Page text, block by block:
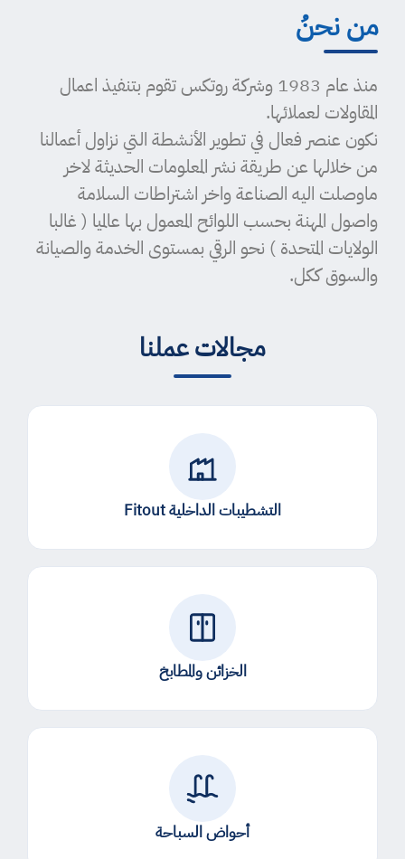
من نحنُ
منذ عام 1983 وشركة روتكس تقوم بتنفيذ اعمال
المقاولات لعملائها.
نكون عنصر فعال في تطوير الأنشطة التي نزاول أعمالنا
من خلالها عن طريقة نشر المعلومات الحديثة لاخر
ماوصلت اليه الصناعة واخر اشتراطات السلامة
واصول المهنة بحسب اللوائح المعمول بها عالميا ( غالبا
الولايات المتحدة ) نحو الرقي بمستوى الخدمة والصيانة
والسوق ككل.
مجالات عملنا
التشطيبات الداخلية Fitout
الخزائن والمطابخ
أحواض السباحة